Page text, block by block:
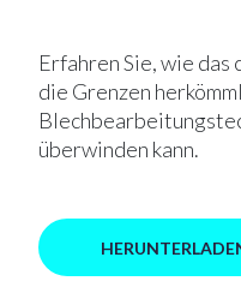
Erfahren Sie, wie das
die Grenzen
überwinden kann.